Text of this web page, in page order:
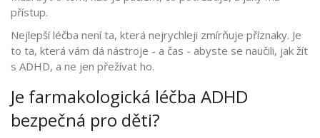
přístup.
Nejlepší léčba není ta, která nejrychleji zmírňuje příznaky. Je
to ta, která vám dá nástroje - a čas - abyste se naučili, jak žít
s ADHD, a ne jen přežívat ho.
Je farmakologická léčba ADHD
bezpečná pro děti?